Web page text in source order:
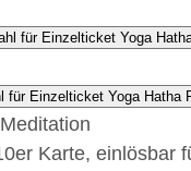
für Einzelticket Yoga
für Einzelticket Yoga Hatha
Karte, einlösbar